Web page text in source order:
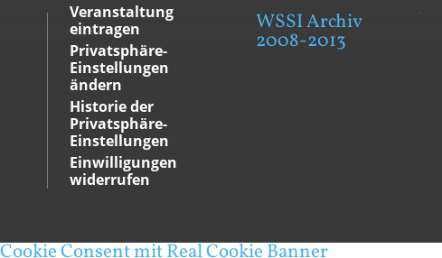
Veranstaltung
eintragen
Privatsphäre-
Einstellungen
ändern
Historie der
Privatsphäre-
Einstellungen
Einwilligungen
widerrufen
WSSI Archiv
2008-2013
Cookie Consent mit Real Cookie Banner